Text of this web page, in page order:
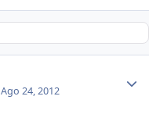
Ago 24, 2012